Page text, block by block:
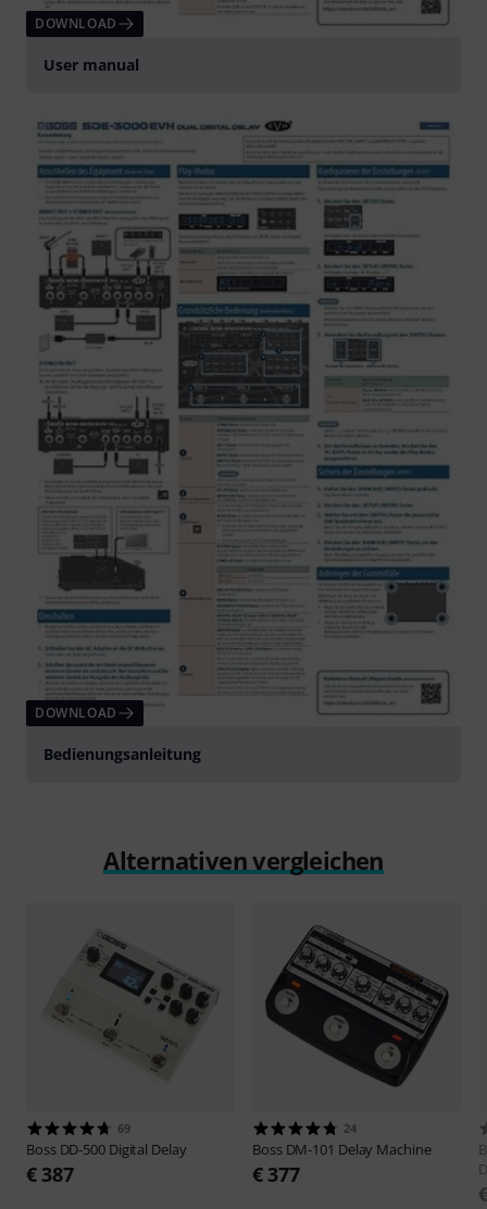
DOWNLOAD
User manual
DOWNLOAD
Bedienungsanleitung
Alternativen vergleichen
69
Boss DD-500 Digital Delay
€ 387
24
Boss DM-101 Delay Machine
€ 377